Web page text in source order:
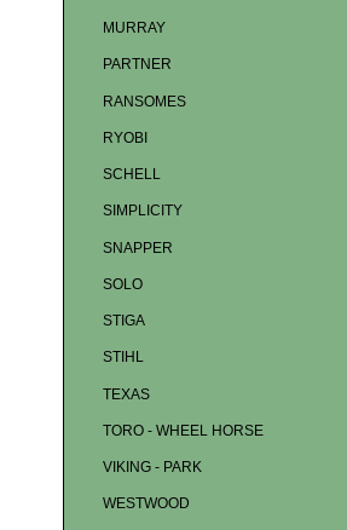
MURRAY
PARTNER
RANSOMES
RYOBI
SCHELL
SIMPLICITY
SNAPPER
SOLO
STIGA
STIHL
TEXAS
TORO - WHEEL HORSE
VIKING - PARK
WESTWOOD